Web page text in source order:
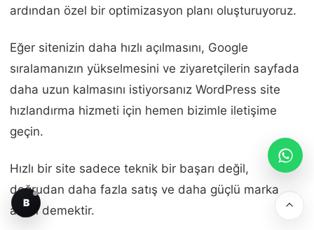
B
ardından özel bir optimizasyon planı oluşturuyoruz.
Eğer sitenizin daha hızlı açılmasını, Google
sıralamanızın yükselmesini ve ziyaretçilerin sayfada
daha uzun kalmasını istiyorsanız WordPress site
hızlandırma hizmeti için hemen bizimle iletişime
geçin.
Hızlı bir site sadece teknik bir başarı değil,
doğrudan daha fazla satış ve daha güçlü marka
algısı demektir.